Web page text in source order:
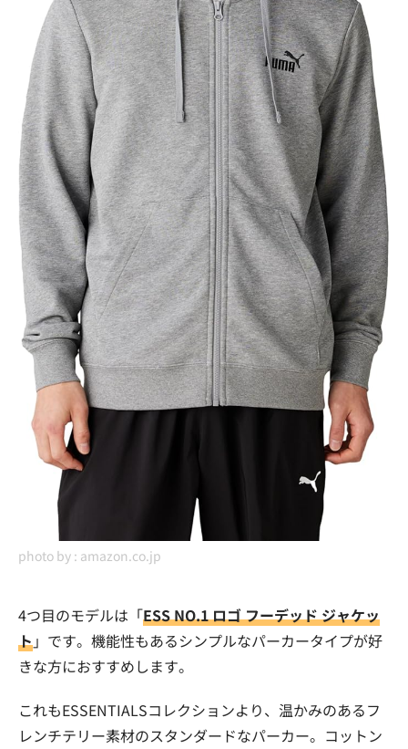
photo by : amazon.co.jp
4つ目のモデルは「ESS NO.1 ロゴ フーデッド ジャケッ
ト」です。機能性もあるシンプルなパーカータイプが好
きな方におすすめします。
これもESSENTIALSコレクションより、温かみのあるフ
レンチテリー素材のスタンダードなパーカー。コットン